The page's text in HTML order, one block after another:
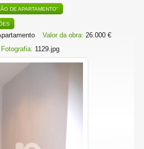
DE APARTAMENTO"
Valor da obra: 26.000 €
Fotografia: 1129.jpg